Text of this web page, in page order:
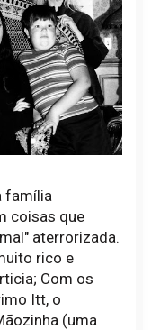
família
coisas que
aterrorizada.
rico e
Com os
Itt, o
(uma